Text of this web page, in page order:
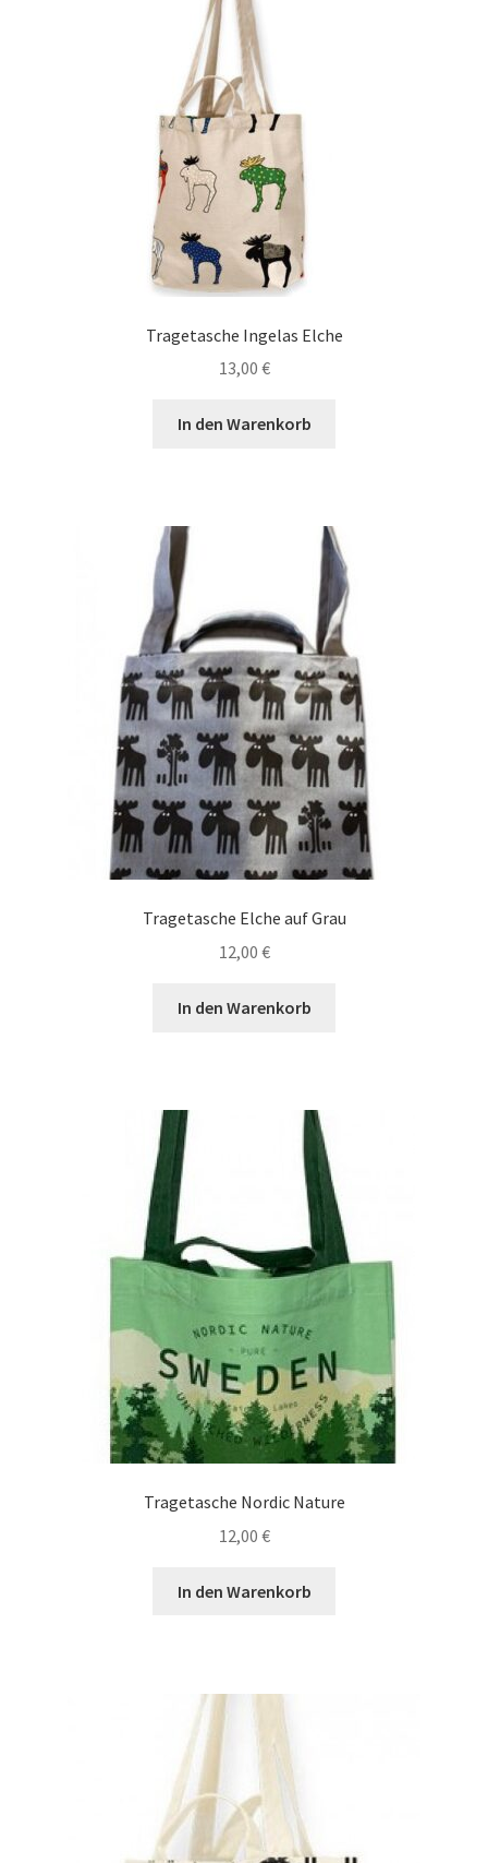
Tragetasche Ingelas Elche
13,00 €
In den Warenkorb
Tragetasche Elche auf Grau
12,00 €
In den Warenkorb
Tragetasche Nordic Nature
12,00 €
In den Warenkorb